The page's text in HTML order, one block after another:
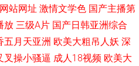
站网址 激情文学色 国产主播第
放 三级A片 国产日韩亚洲综合
五月天亚洲 欧美大粗吊人妖 深
叉操小骚逼 成人18视频 欧美大